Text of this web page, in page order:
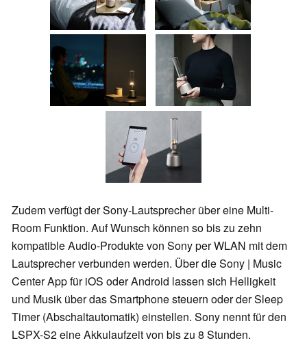
Zudem verfügt der Sony-Lautsprecher über eine Multi-
Room Funktion. Auf Wunsch können so bis zu zehn
kompatible Audio-Produkte von Sony per WLAN mit dem
Lautsprecher verbunden werden. Über die Sony | Music
Center App für iOS oder Android lassen sich Helligkeit
und Musik über das Smartphone steuern oder der Sleep
Timer (Abschaltautomatik) einstellen. Sony nennt für den
LSPX-S2 eine Akkulaufzeit von bis zu 8 Stunden.